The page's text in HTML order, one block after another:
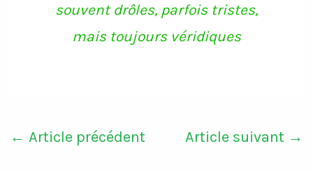
souvent drôles, parfois tristes,
mais toujours véridiques
← Article précédent Article suivant →